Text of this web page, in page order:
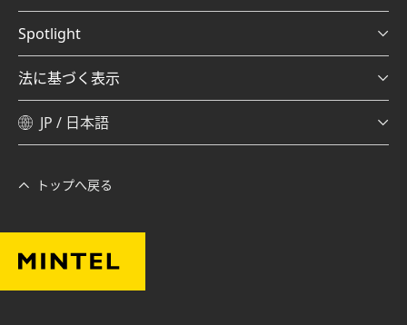
Spotlight
法に基づく表示
JP / 日本語
トップへ戻る